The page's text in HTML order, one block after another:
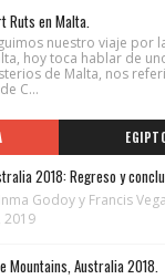
Ruts en Malta.
nuestro viaje por
hoy toca hablar de
de Malta, nos
C...
2018: Regreso y
Inma Godoy y Francis Vega
2019
Mountains, Australia 2018.